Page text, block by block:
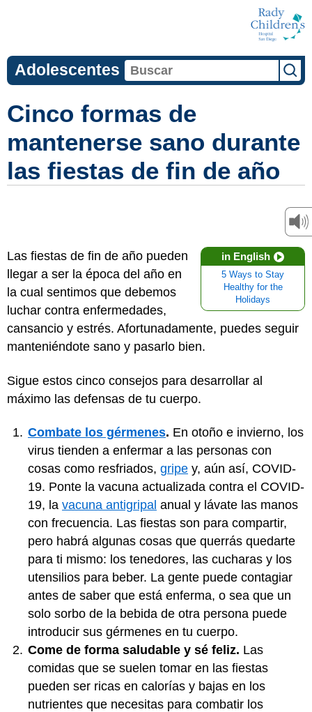
Adolescentes
Cinco formas de
mantenerse sano durante
las fiestas de fin de año
in English
5 Ways to Stay
Healthy for the
Holidays
Las fiestas de fin de año pueden
llegar a ser la época del año en
la cual sentimos que debemos
luchar contra enfermedades,
cansancio y estrés. Afortunadamente, puedes seguir
manteniéndote sano y pasarlo bien.
Sigue estos cinco consejos para desarrollar al
máximo las defensas de tu cuerpo.
Combate los gérmenes. En otoño e invierno, los
virus tienden a enfermar a las personas con
cosas como resfriados, gripe y, aún así, COVID-
19. Ponte la vacuna actualizada contra el COVID-
19, la vacuna antigripal anual y lávate las manos
con frecuencia. Las fiestas son para compartir,
pero habrá algunas cosas que querrás quedarte
para ti mismo: los tenedores, las cucharas y los
utensilios para beber. La gente puede contagiar
antes de saber que está enferma, o sea que un
solo sorbo de la bebida de otra persona puede
introducir sus gérmenes en tu cuerpo.
Come de forma saludable y sé feliz. Las
comidas que se suelen tomar en las fiestas
pueden ser ricas en calorías y bajas en los
nutrientes que necesitas para combatir los